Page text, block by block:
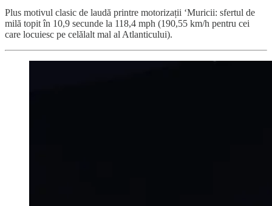
Plus motivul clasic de laudă printre motorizații ‘Muricii: sfertul de
milă topit în 10,9 secunde la 118,4 mph (190,55 km/h pentru cei
care locuiesc pe celălalt mal al Atlanticului).